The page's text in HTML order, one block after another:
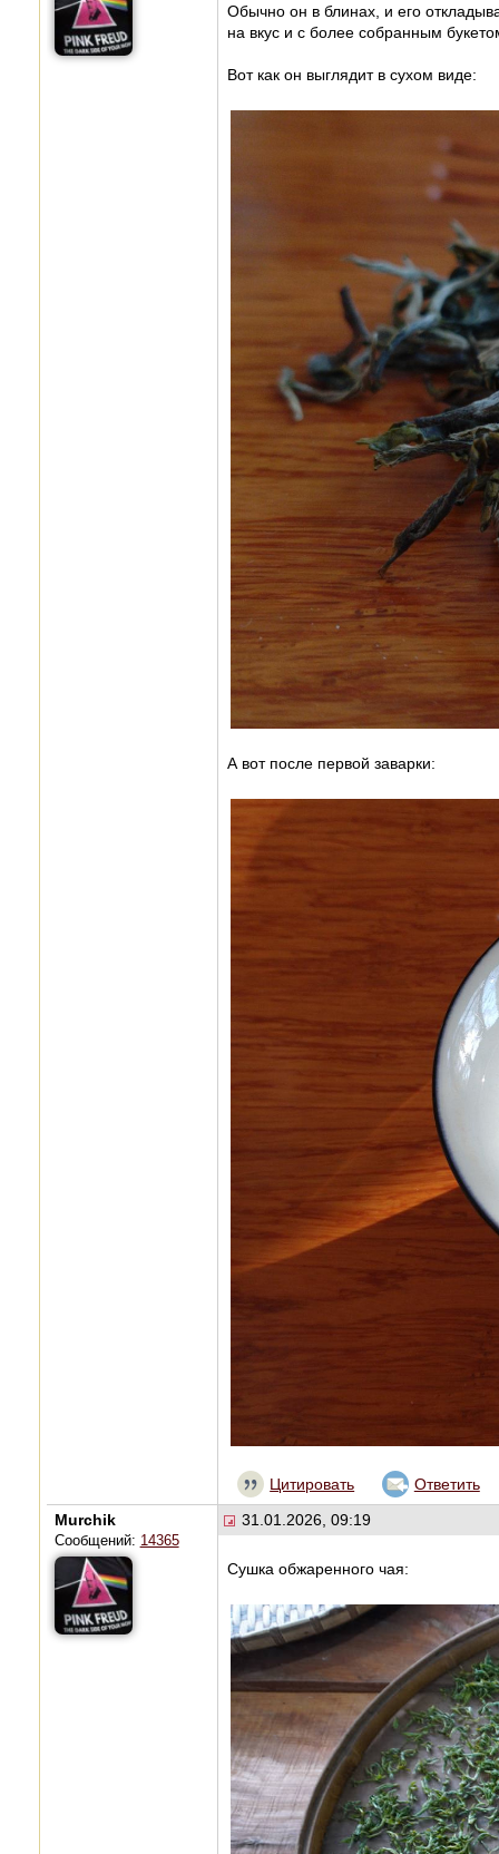
Обычно он в блинах, и его
на вкус и с более собранным
Вот как он выглядит в сухом виде:
А вот после первой заварки:
Цитировать Ответить
Murchik
Сообщений: 14365
31.01.2026, 09:19
Сушка обжаренного чая: